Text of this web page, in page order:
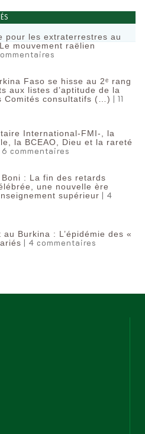
pour les extraterrestres au
mouvement raëlien
Faso se hisse au 2ᵉ rang
aux listes d’aptitude de la
Comités consultatifs (…) | 11
International-FMI-, la
la BCEAO, Dieu et la rareté
6 commentaires
: La fin des retards
une nouvelle ère
supérieur | 4
Burkina : L’épidémie des «
| 4 commentaires